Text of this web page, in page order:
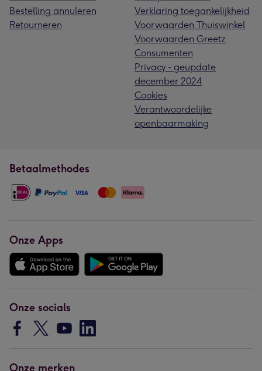
Bestelling annuleren
Retourneren
Verklaring toegankelijkheid
Voorwaarden Thuiswinkel
Voorwaarden Greetz
Consumenten
Privacy - geupdate
december 2024
Cookies
Verantwoordelijke
openbaarmaking
Betaalmethodes
Onze Apps
Onze socials
Onze merken